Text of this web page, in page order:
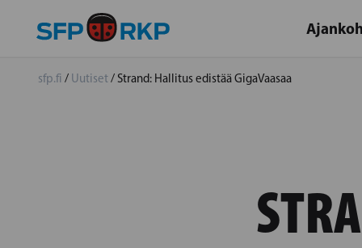
sfp.fi / Uutiset/ Strand: Hallitus edistää GigaVaasaa